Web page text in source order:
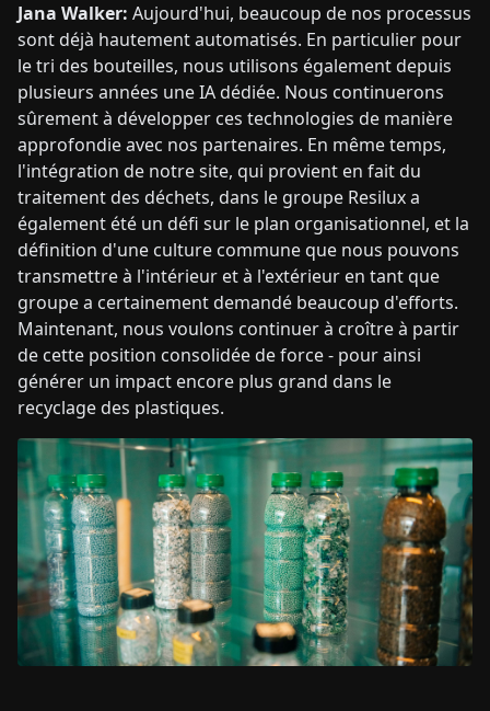
Jana Walker: Aujourd'hui, beaucoup de nos processus
sont déjà hautement automatisés. En particulier pour
le tri des bouteilles, nous utilisons également depuis
plusieurs années une IA dédiée. Nous continuerons
sûrement à développer ces technologies de manière
approfondie avec nos partenaires. En même temps,
l'intégration de notre site, qui provient en fait du
traitement des déchets, dans le groupe Resilux a
également été un défi sur le plan organisationnel, et la
définition d'une culture commune que nous pouvons
transmettre à l'intérieur et à l'extérieur en tant que
groupe a certainement demandé beaucoup d'efforts.
Maintenant, nous voulons continuer à croître à partir
de cette position consolidée de force - pour ainsi
générer un impact encore plus grand dans le
recyclage des plastiques.